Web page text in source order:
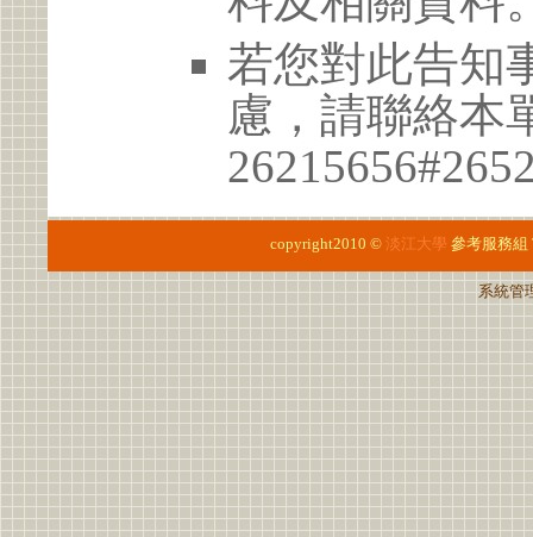
若您對此告知
慮，請聯絡本
copyright2010 © 淡江大學 參考服務組
系統管